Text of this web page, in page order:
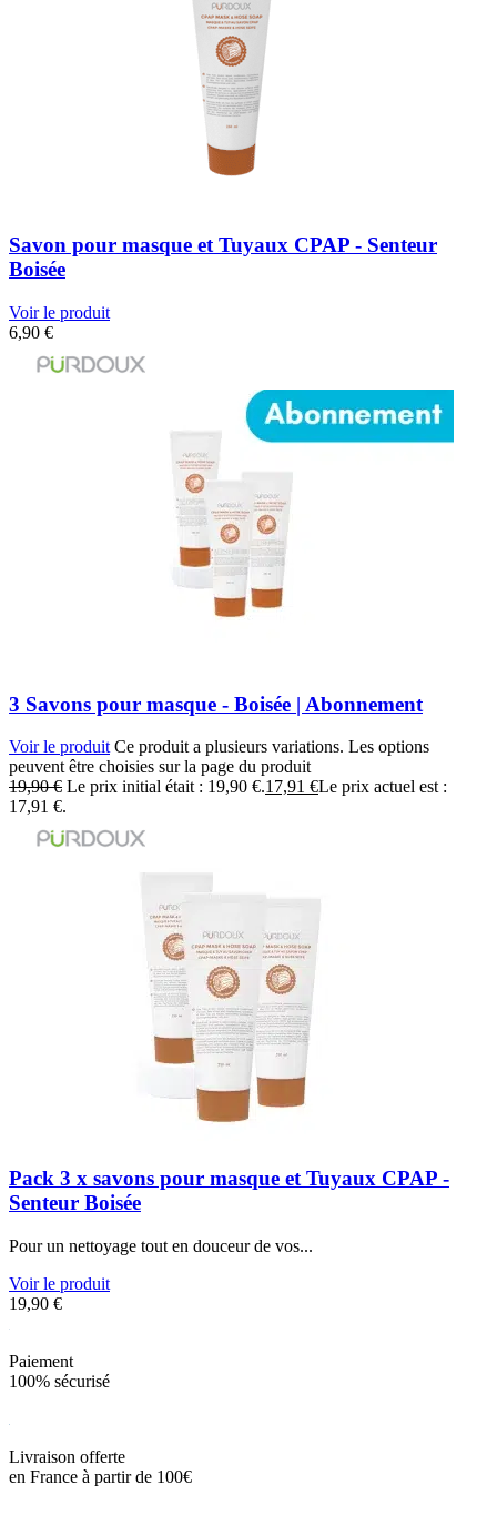
Savon pour masque et Tuyaux CPAP - Senteur
Boisée
Voir le produit
6,90 €
3 Savons pour masque - Boisée | Abonnement
Voir le produit Ce produit a plusieurs variations. Les options
peuvent être choisies sur la page du produit
19,90€ Le prix initial était : 19,90 €.17,91 €Le prix actuel est :
17,91 €.
Pack 3 x savons pour masque et Tuyaux CPAP -
Senteur Boisée
Pour un nettoyage tout en douceur de vos...
Voir le produit
19,90 €
Paiement
100% sécurisé
Livraison offerte
en France à partir de 100€